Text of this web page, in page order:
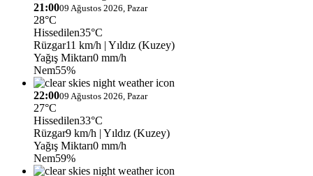
21:0009 Ağustos 2026, Pazar
28°C
Hissedilen35°C
Rüzgar11 km/h | Yıldız (Kuzey)
Yağış Miktarı0 mm/h
Nem55%
22:0009 Ağustos 2026, Pazar
27°C
Hissedilen33°C
Rüzgar9 km/h | Yıldız (Kuzey)
Yağış Miktarı0 mm/h
Nem59%